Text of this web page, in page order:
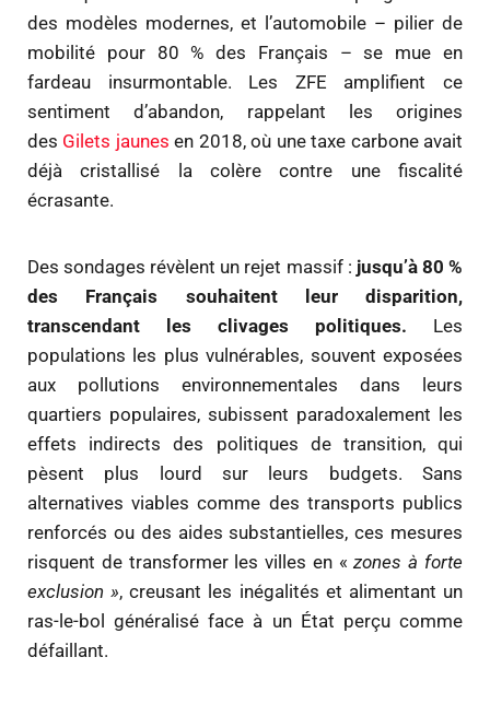
des modèles modernes, et l’automobile – pilier de
mobilité pour 80 % des Français – se mue en
fardeau insurmontable. Les ZFE amplifient ce
sentiment d’abandon, rappelant les origines
des Gilets jaunes en 2018, où une taxe carbone avait
déjà cristallisé la colère contre une fiscalité
écrasante.
Des sondages révèlent un rejet massif : jusqu’à 80 %
des Français souhaitent leur disparition,
transcendant les clivages politiques. Les
populations les plus vulnérables, souvent exposées
aux pollutions environnementales dans leurs
quartiers populaires, subissent paradoxalement les
effets indirects des politiques de transition, qui
pèsent plus lourd sur leurs budgets. Sans
alternatives viables comme des transports publics
renforcés ou des aides substantielles, ces mesures
risquent de transformer les villes en «zones à forte
exclusion », creusant les inégalités et alimentant un
ras-le-bol généralisé face à un État perçu comme
défaillant.